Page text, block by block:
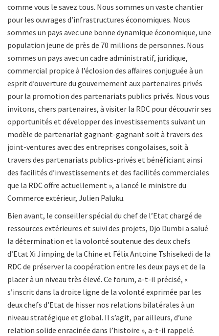
comme vous le savez tous. Nous sommes un vaste chantier
pour les ouvrages d’infrastructures économiques. Nous
sommes un pays avec une bonne dynamique économique, une
population jeune de près de 70 millions de personnes. Nous
sommes un pays avec un cadre administratif, juridique,
commercial propice à l’éclosion des affaires conjuguée à un
esprit d’ouverture du gouvernement aux partenaires privés
pour la promotion des partenariats publics privés. Nous vous
invitons, chers partenaires, à visiter la RDC pour découvrir ses
opportunités et développer des investissements suivant un
modèle de partenariat gagnant-gagnant soit à travers des
joint-ventures avec des entreprises congolaises, soit à
travers des partenariats publics-privés et bénéficiant ainsi
des facilités d’investissements et des facilités commerciales
que la RDC offre actuellement », a lancé le ministre du
Commerce extérieur, Julien Paluku.
Bien avant, le conseiller spécial du chef de l’Etat chargé de
ressources extérieures et suivi des projets, Djo Dumbi a salué
la détermination et la volonté soutenue des deux chefs
d’Etat Xi Jimping de la Chine et Félix Antoine Tshisekedi de la
RDC de préserver la coopération entre les deux pays et de la
placer à un niveau très élevé. Ce forum, a-t-il précisé, «
s’inscrit dans la droite ligne de la volonté exprimée par les
deux chefs d’Etat de hisser nos relations bilatérales à un
niveau stratégique et global. Il s’agit, par ailleurs, d’une
relation solide enracinée dans l’histoire », a-t-il rappelé.